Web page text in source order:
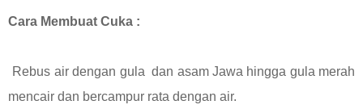
Cara Membuat Cuka :
Rebus air dengan gula dan asam Jawa hingga gula merah
mencair dan bercampur rata dengan air.